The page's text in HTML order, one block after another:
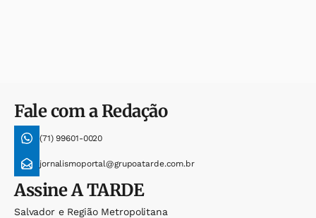
Fale com a Redação
(71) 99601-0020
jornalismoportal@grupoatarde.com.br
AssineA TARDE
Salvador e Região Metropolitana